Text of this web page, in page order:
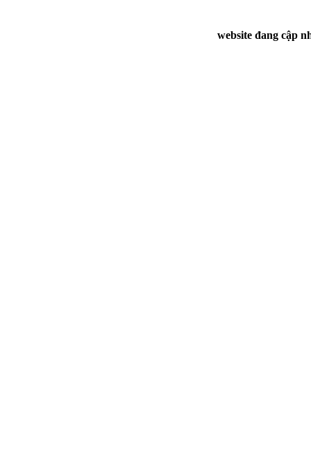
website đang cập